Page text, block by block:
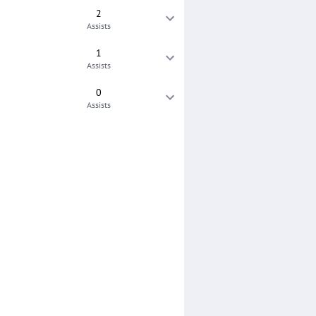
2
Assists
1
Assists
0
Assists